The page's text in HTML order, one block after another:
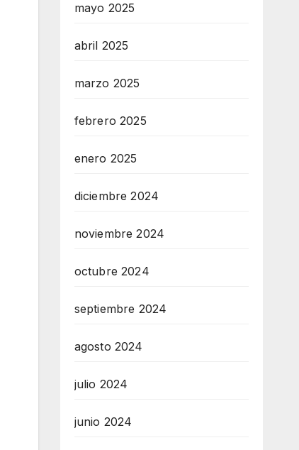
mayo 2025
abril 2025
marzo 2025
febrero 2025
enero 2025
diciembre 2024
noviembre 2024
octubre 2024
septiembre 2024
agosto 2024
julio 2024
junio 2024